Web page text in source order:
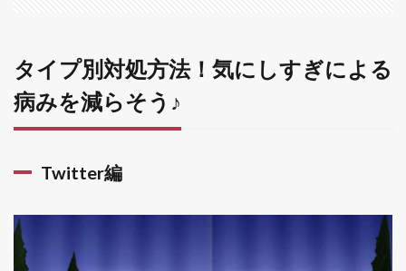
1.3
3. ゲ
ーム
内の
まと
タイプ別対処方法！気にしすぎによる
病みを減らそう♪
Twitter編